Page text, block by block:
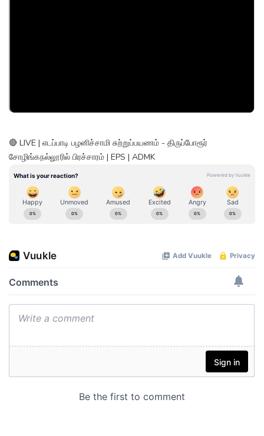
🔴 LIVE | எடப்பாடி பழனிச்சாமி சுற்றுப்பயணம் - திருப்போரூர்
சோழிங்கநல்லூரில் பிரச்சாரம் | EPS | ADMK